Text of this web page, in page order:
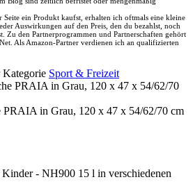
ein Produkt kaufst, erhalten ich oftmals eine kleine
Auswirkungen auf den Preis, den du bezahlst, noch
Zu den Partnerprogrammen und Partnerschaften gehört
Als Amazon-Partner verdienen ich an qualifizierten
Kategorie Sport & Freizeit
in Grau, 120 x 47 x 54/62/70 cm